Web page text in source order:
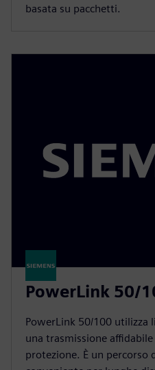
basata su pacchetti.
PowerLink 50/
PowerLink 50/100 utilizza
una trasmissione
protezione. È un percorso